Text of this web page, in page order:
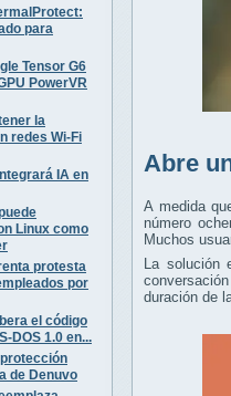
para
Tensor G6
PowerVR
la
redes Wi-Fi
IA en
Linux como
protesta
por
el código
DOS 1.0 en...
de Denuvo
Abre
A medida
número
Muchos
La
duración de